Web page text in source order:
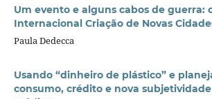
Um evento e alguns cabos de guerra:
Internacional Criação de Novas
Paula Dedecca
Usando “dinheiro de plástico” e
consumo, crédito e nova